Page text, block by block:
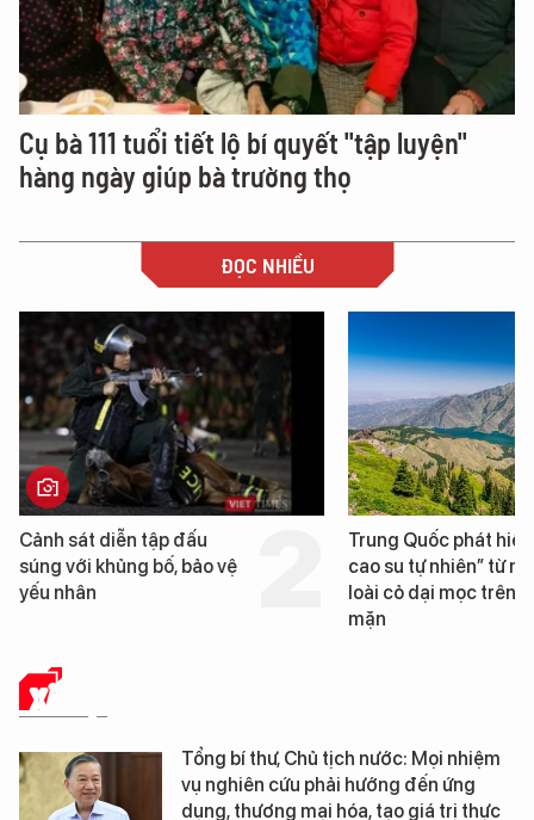
Cụ bà 111 tuổi tiết lộ bí quyết "tập luyện"
hàng ngày giúp bà trường thọ
ĐỌC NHIỀU
Cảnh sát diễn tập đấu
súng với khủng bố, bảo vệ
yếu nhân
Trung Quốc phát hiện
cao su tự nhiên” từ
loài cỏ dại mọc trên
mặn
XÃ HỘI
Tổng bí thư, Chủ tịch nước: Mọi nhiệm
vụ nghiên cứu phải hướng đến ứng
dụng, thương mại hóa, tạo giá trị thực